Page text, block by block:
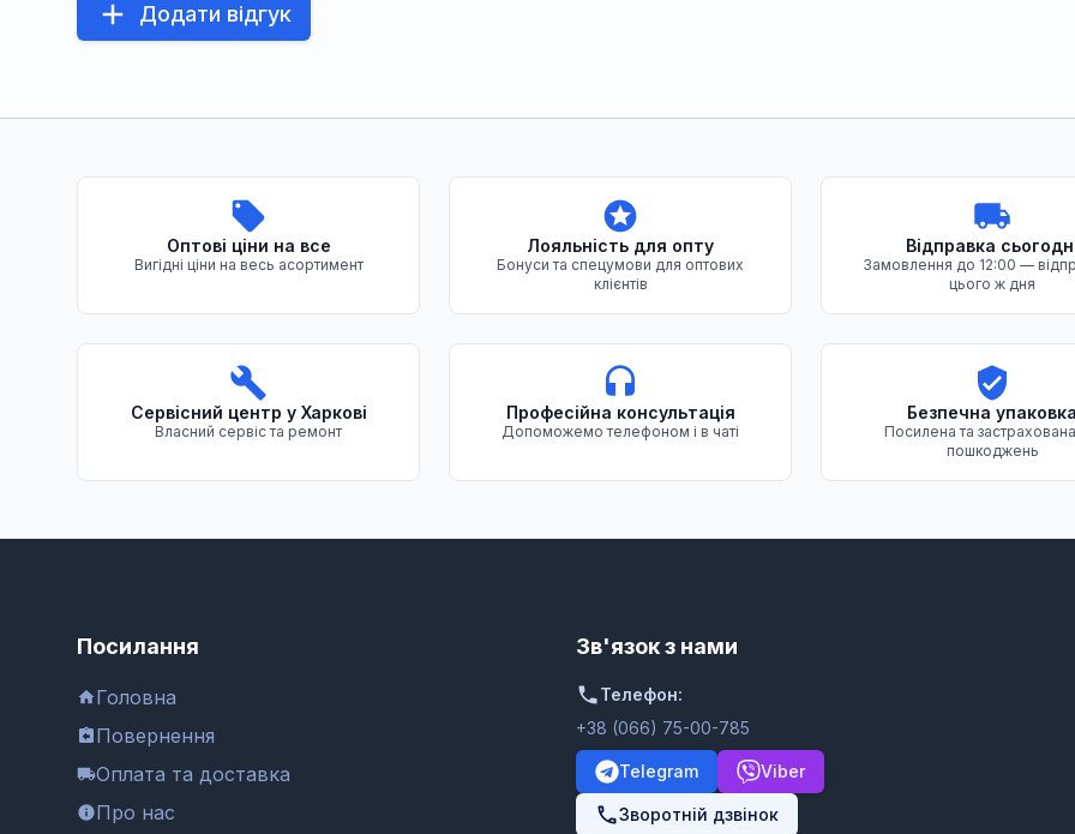
Додати відгук
Переваги нашого магазину
Оптові ціни на все
Вигідні ціни на весь асортимент
Лояльність для опту
Бонуси та спецумови для оптових
клієнтів
Відправка
Замовлення до 12:00 —
цього ж дня
Сервісний центр у Харкові
Власний сервіс та ремонт
Професійна консультація
Допоможемо телефоном і в чаті
Безпечна
Посилена та
пошкоджень
Посилання
Головна
Повернення
Оплата та доставка
Про нас
Зв'язок з нами
Телефон:
+38 (066) 75-00-785
Telegram Viber
Зворотній дзвінок